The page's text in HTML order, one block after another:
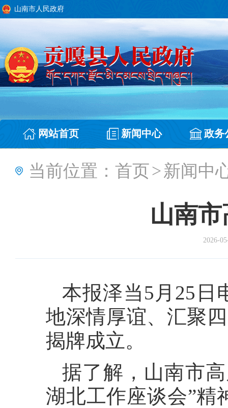
山南市人民政府
网站首页 新闻中心 政务
当前位置： 首页>新闻中
山南
2026-
本报泽当5月25日
地深情厚谊、汇聚
揭牌成立。
据了解，山南市
湖北工作座谈会”精